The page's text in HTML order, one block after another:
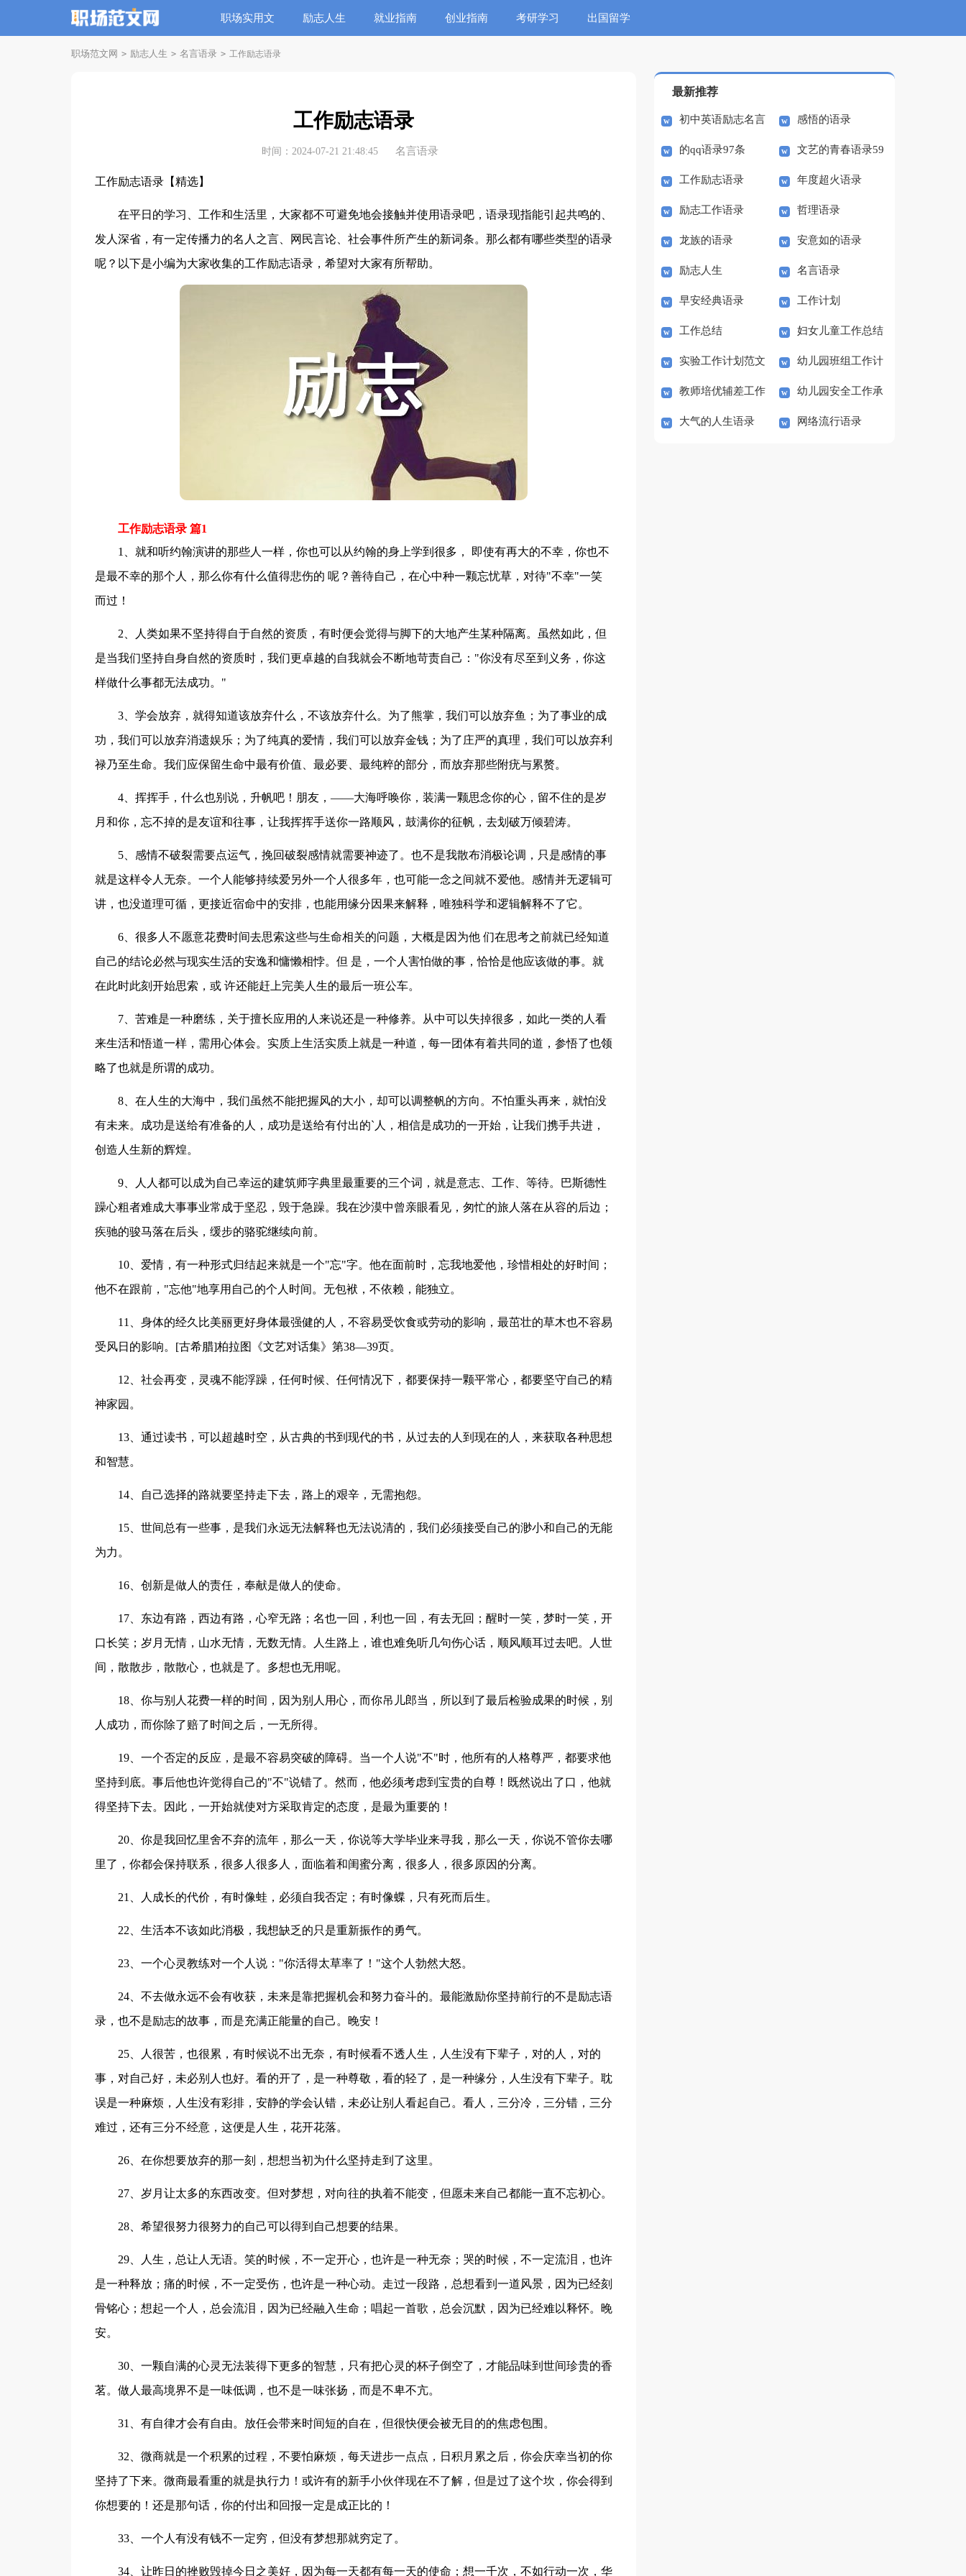
职场实用文 励志人生 就业指南 创业指南 考研学习 出国留学
职场范文网 > 励志人生 > 名言语录 > 工作励志语录
工作励志语录
时间：2024-07-21 21:48:45 名言语录
工作励志语录【精选】
在平日的学习、工作和生活里，大家都不可避免地会接触并使用语录吧，语录现指能引起共鸣的、
发人深省，有一定传播力的名人之言、网民言论、社会事件所产生的新词条。那么都有哪些类型的语录
呢？以下是小编为大家收集的工作励志语录，希望对大家有所帮助。
工作励志语录 篇1
1、就和听约翰演讲的那些人一样，你也可以从约翰的身上学到很多， 即使有再大的不幸，你也不
是最不幸的那个人，那么你有什么值得悲伤的 呢？善待自己，在心中种一颗忘忧草，对待"不幸"一笑
而过！
2、人类如果不坚持得自于自然的资质，有时便会觉得与脚下的大地产生某种隔离。虽然如此，但
是当我们坚持自身自然的资质时，我们更卓越的自我就会不断地苛责自己："你没有尽至到义务，你这
样做什么事都无法成功。"
3、学会放弃，就得知道该放弃什么，不该放弃什么。为了熊掌，我们可以放弃鱼；为了事业的成
功，我们可以放弃消遗娱乐；为了纯真的爱情，我们可以放弃金钱；为了庄严的真理，我们可以放弃利
禄乃至生命。我们应保留生命中最有价值、最必要、最纯粹的部分，而放弃那些附疣与累赘。
4、挥挥手，什么也别说，升帆吧！朋友，——大海呼唤你，装满一颗思念你的心，留不住的是岁
月和你，忘不掉的是友谊和往事，让我挥挥手送你一路顺风，鼓满你的征帆，去划破万倾碧涛。
5、感情不破裂需要点运气，挽回破裂感情就需要神迹了。也不是我散布消极论调，只是感情的事
就是这样令人无奈。一个人能够持续爱另外一个人很多年，也可能一念之间就不爱他。感情并无逻辑可
讲，也没道理可循，更接近宿命中的安排，也能用缘分因果来解释，唯独科学和逻辑解释不了它。
6、很多人不愿意花费时间去思索这些与生命相关的问题，大概是因为他 们在思考之前就已经知道
自己的结论必然与现实生活的安逸和慵懒相悖。但 是，一个人害怕做的事，恰恰是他应该做的事。就
在此时此刻开始思索，或 许还能赶上完美人生的最后一班公车。
7、苦难是一种磨练，关于擅长应用的人来说还是一种修养。从中可以失掉很多，如此一类的人看
来生活和悟道一样，需用心体会。实质上生活实质上就是一种道，每一团体有着共同的道，参悟了也领
略了也就是所谓的成功。
8、在人生的大海中，我们虽然不能把握风的大小，却可以调整帆的方向。不怕重头再来，就怕没
有未来。成功是送给有准备的人，成功是送给有付出的`人，相信是成功的一开始，让我们携手共进，
创造人生新的辉煌。
9、人人都可以成为自己幸运的建筑师字典里最重要的三个词，就是意志、工作、等待。巴斯德性
躁心粗者难成大事事业常成于坚忍，毁于急躁。我在沙漠中曾亲眼看见，匆忙的旅人落在从容的后边；
疾驰的骏马落在后头，缓步的骆驼继续向前。
10、爱情，有一种形式归结起来就是一个"忘"字。他在面前时，忘我地爱他，珍惜相处的好时间；
他不在跟前，"忘他"地享用自己的个人时间。无包袱，不依赖，能独立。
11、身体的经久比美丽更好身体最强健的人，不容易受饮食或劳动的影响，最茁壮的草木也不容易
受风日的影响。[古希腊]柏拉图《文艺对话集》第38—39页。
12、社会再变，灵魂不能浮躁，任何时候、任何情况下，都要保持一颗平常心，都要坚守自己的精
神家园。
13、通过读书，可以超越时空，从古典的书到现代的书，从过去的人到现在的人，来获取各种思想
和智慧。
14、自己选择的路就要坚持走下去，路上的艰辛，无需抱怨。
15、世间总有一些事，是我们永远无法解释也无法说清的，我们必须接受自己的渺小和自己的无能
为力。
16、创新是做人的责任，奉献是做人的使命。
17、东边有路，西边有路，心窄无路；名也一回，利也一回，有去无回；醒时一笑，梦时一笑，开
口长笑；岁月无情，山水无情，无数无情。人生路上，谁也难免听几句伤心话，顺风顺耳过去吧。人世
间，散散步，散散心，也就是了。多想也无用呢。
18、你与别人花费一样的时间，因为别人用心，而你吊儿郎当，所以到了最后检验成果的时候，别
人成功，而你除了赔了时间之后，一无所得。
19、一个否定的反应，是最不容易突破的障碍。当一个人说"不"时，他所有的人格尊严，都要求他
坚持到底。事后他也许觉得自己的"不"说错了。然而，他必须考虑到宝贵的自尊！既然说出了口，他就
得坚持下去。因此，一开始就使对方采取肯定的态度，是最为重要的！
20、你是我回忆里舍不弃的流年，那么一天，你说等大学毕业来寻我，那么一天，你说不管你去哪
里了，你都会保持联系，很多人很多人，面临着和闺蜜分离，很多人，很多原因的分离。
21、人成长的代价，有时像蛙，必须自我否定；有时像蝶，只有死而后生。
22、生活本不该如此消极，我想缺乏的只是重新振作的勇气。
23、一个心灵教练对一个人说："你活得太草率了！"这个人勃然大怒。
24、不去做永远不会有收获，未来是靠把握机会和努力奋斗的。最能激励你坚持前行的不是励志语
录，也不是励志的故事，而是充满正能量的自己。晚安！
25、人很苦，也很累，有时候说不出无奈，有时候看不透人生，人生没有下辈子，对的人，对的
事，对自己好，未必别人也好。看的开了，是一种尊敬，看的轻了，是一种缘分，人生没有下辈子。耽
误是一种麻烦，人生没有彩排，安静的学会认错，未必让别人看起自己。看人，三分冷，三分错，三分
难过，还有三分不经意，这便是人生，花开花落。
26、在你想要放弃的那一刻，想想当初为什么坚持走到了这里。
27、岁月让太多的东西改变。但对梦想，对向往的执着不能变，但愿未来自己都能一直不忘初心。
28、希望很努力很努力的自己可以得到自己想要的结果。
29、人生，总让人无语。笑的时候，不一定开心，也许是一种无奈；哭的时候，不一定流泪，也许
是一种释放；痛的时候，不一定受伤，也许是一种心动。走过一段路，总想看到一道风景，因为已经刻
骨铭心；想起一个人，总会流泪，因为已经融入生命；唱起一首歌，总会沉默，因为已经难以释怀。晚
安。
30、一颗自满的心灵无法装得下更多的智慧，只有把心灵的杯子倒空了，才能品味到世间珍贵的香
茗。做人最高境界不是一味低调，也不是一味张扬，而是不卑不亢。
31、有自律才会有自由。放任会带来时间短的自在，但很快便会被无目的的焦虑包围。
32、微商就是一个积累的过程，不要怕麻烦，每天进步一点点，日积月累之后，你会庆幸当初的你
坚持了下来。微商最看重的就是执行力！或许有的新手小伙伴现在不了解，但是过了这个坎，你会得到
你想要的！还是那句话，你的付出和回报一定是成正比的！
33、一个人有没有钱不一定穷，但没有梦想那就穷定了。
34、让昨日的挫败毁掉今日之美好，因为每一天都有每一天的使命；想一千次，不如行动一次，华
最新推荐
初中英语励志名言
语录
感悟的语录
的qq语录97条 文艺的青春语录59
条
工作励志语录 年度超火语录
励志工作语录 哲理语录
龙族的语录 安意如的语录
励志人生 名言语录
早安经典语录 工作计划
工作总结 妇女儿童工作总结
及工作计划
实验工作计划范文 幼儿园班组工作计
划范文
教师培优辅差工作
计划范文
幼儿园安全工作承
诺书范文
大气的人生语录 网络流行语录